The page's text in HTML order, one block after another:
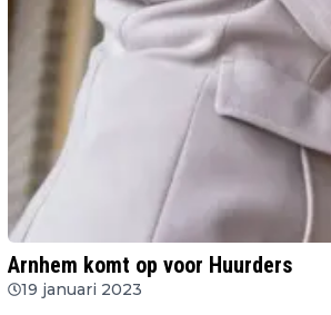
Arnhem komt op voor Huurders
19 januari 2023